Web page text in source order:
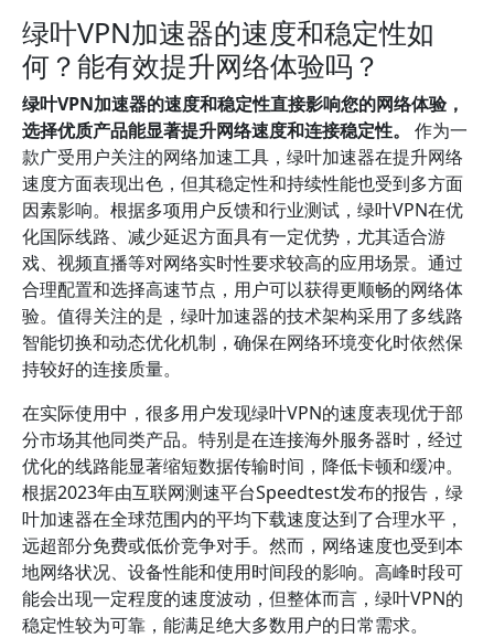
绿叶VPN加速器的速度和稳定性如
何？能有效提升网络体验吗？
绿叶VPN加速器的速度和稳定性直接影响您的网络体验，
选择优质产品能显著提升网络速度和连接稳定性。
作为一
款广受用户关注的网络加速工具，绿叶加速器在提升网络
速度方面表现出色，但其稳定性和持续性能也受到多方面
因素影响。根据多项用户反馈和行业测试，绿叶VPN在优
化国际线路、减少延迟方面具有一定优势，尤其适合游
戏、视频直播等对网络实时性要求较高的应用场景。通过
合理配置和选择高速节点，用户可以获得更顺畅的网络体
验。值得关注的是，绿叶加速器的技术架构采用了多线路
智能切换和动态优化机制，确保在网络环境变化时依然保
持较好的连接质量。
在实际使用中，很多用户发现绿叶VPN的速度表现优于部
分市场其他同类产品。特别是在连接海外服务器时，经过
优化的线路能显著缩短数据传输时间，降低卡顿和缓冲。
根据2023年由互联网测速平台Speedtest发布的报告，绿
叶加速器在全球范围内的平均下载速度达到了合理水平，
远超部分免费或低价竞争对手。然而，网络速度也受到本
地网络状况、设备性能和使用时间段的影响。高峰时段可
能会出现一定程度的速度波动，但整体而言，绿叶VPN的
稳定性较为可靠，能满足绝大多数用户的日常需求。